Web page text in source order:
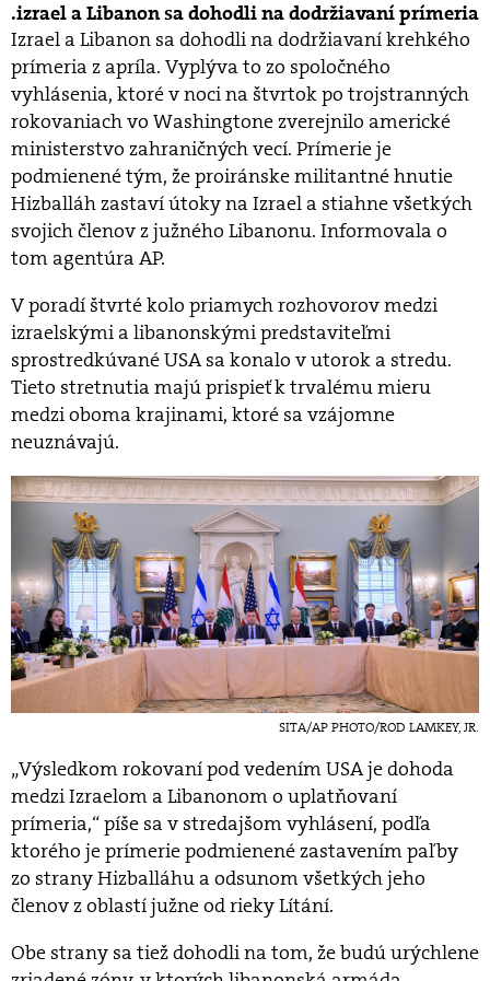
izrael a Libanon sa dohodli na dodržiavaní prímeria
Izrael a Libanon sa dohodli na dodržiavaní krehkého
prímeria z apríla. Vyplýva to zo spoločného
vyhlásenia, ktoré v noci na štvrtok po trojstranných
rokovaniach vo Washingtone zverejnilo americké
ministerstvo zahraničných vecí. Prímerie je
podmienené tým, že proiránske militantné hnutie
Hizballáh zastaví útoky na Izrael a stiahne všetkých
svojich členov z južného Libanonu. Informovala o
tom agentúra AP.
V poradí štvrté kolo priamych rozhovorov medzi
izraelskými a libanonskými predstaviteľmi
sprostredkúvané USA sa konalo v utorok a stredu.
Tieto stretnutia majú prispieť k trvalému mieru
medzi oboma krajinami, ktoré sa vzájomne
neuznávajú.
SITA/AP PHOTO/ROD LAMKEY, JR.
„Výsledkom rokovaní pod vedením USA je dohoda
medzi Izraelom a Libanonom o uplatňovaní
prímeria,“ píše sa v stredajšom vyhlásení, podľa
ktorého je prímerie podmienené zastavením paľby
zo strany Hizballáhu a odsunom všetkých jeho
členov z oblastí južne od rieky Lítání.
Obe strany sa tiež dohodli na tom, že budú urýchlene